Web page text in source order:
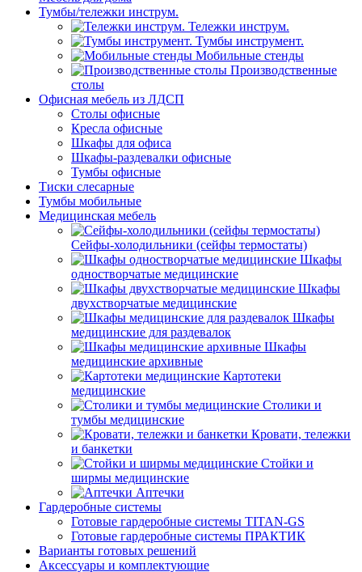
Тумбы/тележки инструм.
Тележки инструм.
Тумбы инструмент.
Мобильные стенды
Производственные
столы
Офисная мебель из ЛДСП
Столы офисные
Кресла офисные
Шкафы для офиса
Шкафы-раздевалки офисные
Тумбы офисные
Тиски слесарные
Тумбы мобильные
Медицинская мебель
Сейфы-холодильники (сейфы термостаты)
Шкафы
одностворчатые медицинские
Шкафы
двухстворчатые медицинские
Шкафы
медицинские для раздевалок
Шкафы
медицинские архивные
Картотеки
медицинские
Столики и
тумбы медицинские
Кровати, тележки
и банкетки
Стойки и
ширмы медицинские
Аптечки
Гардеробные системы
Готовые гардеробные системы TITAN-GS
Готовые гардеробные системы ПРАКТИК
Варианты готовых решений
Аксессуары и комплектующие